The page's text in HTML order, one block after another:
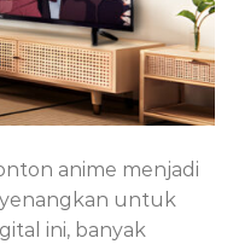
anime menjadi
untuk
ini, banyak